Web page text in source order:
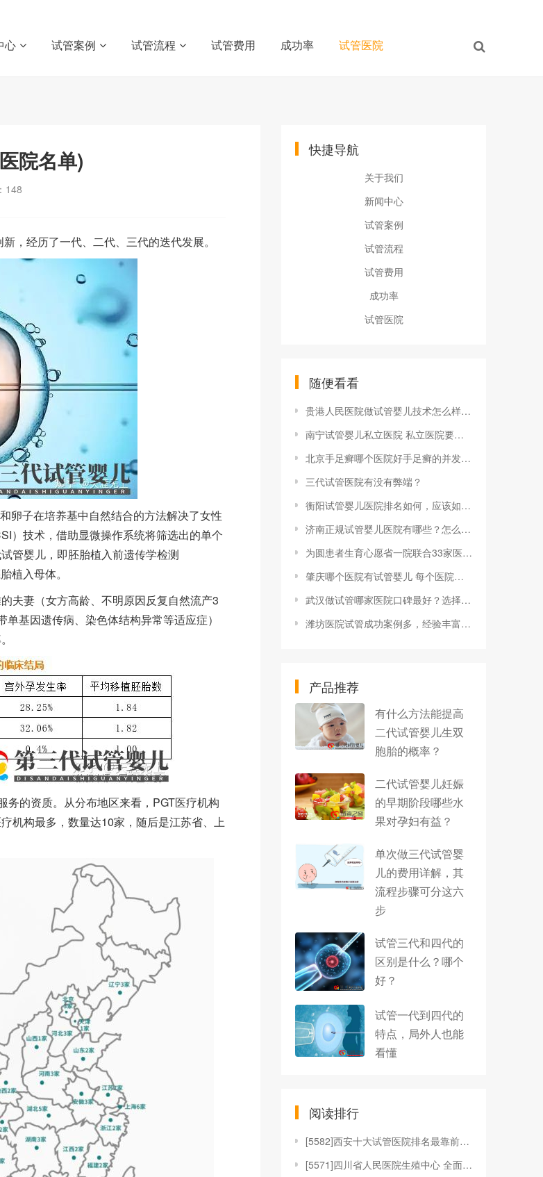
心 试管案例 试管流程 试管费用 成功率 试管医院
院名单)
148
，经历了一代、二代、三代的迭代发展。
卵子在培养基中自然结合的方法解决了女性
）技术，借助显微操作系统将筛选出的单个
管婴儿，即胚胎植入前遗传学检测
植入母体。
夫妻（女方高龄、不明原因反复自然流产3
基因遗传病、染色体结构异常等适应症）
的资质。从分布地区来看，PGT医疗机构
机构最多，数量达10家，随后是江苏省、上
快捷导航
关于我们
新闻中心
试管案例
试管流程
试管费用
成功率
试管医院
随便看看
贵港人民医院做试管婴儿技术怎么样?如何降低怀孕风险？
南宁试管婴儿私立医院 私立医院要比你想象中的好
北京手足癣哪个医院好手足癣的并发症会有哪些
三代试管医院有没有弊端？
衡阳试管婴儿医院排名如何，应该如何进行选择？
济南正规试管婴儿医院有哪些？怎么选择比较好？
为圆患者生育心愿省一院联合33家医院成立专科联盟(试管婴儿怎么做的全过程)
肇庆哪个医院有试管婴儿 每个医院各有不同
武汉做试管哪家医院口碑最好？选择专业医院的标准！
潍坊医院试管成功案例多，经验丰富技术有保障！
产品推荐
有什么方法能提高
二代试管婴儿生双
胞胎的概率？
二代试管婴儿妊娠
的早期阶段哪些水
果对孕妇有益？
单次做三代试管婴
儿的费用详解，其
流程步骤可分这六
步
试管三代和四代的
区别是什么？哪个
好？
试管一代到四代的
特点，局外人也能
看懂
阅读排行
[5582]西安十大试管医院排名最靠前的是哪家？
[5571]四川省人民医院生殖中心 全面解读试管婴儿